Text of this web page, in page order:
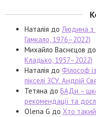
Наталія до Людина з
Гамкало, 1976–2022)
Михайло Васнєцов до
Кладько, 1957–2022)
Наталія до Філософ
пікселі ЗСУ. Андрій
Тетяна до БАДи –
рекомендації та
Olena G до Хто